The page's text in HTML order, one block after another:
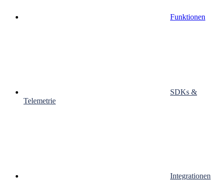
Funktionen
SDKs &
Telemetrie
Integrationen